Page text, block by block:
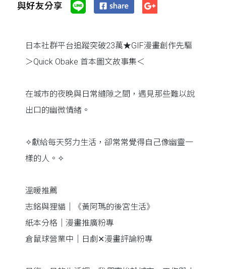
與好友分享
日本社群平台追蹤突破23萬★GIF漫畫創作先驅
＞Quick Obake 首本圖文故事集＜
在城市的夜晚與日常縫隙之間，遇見那些難以說
出口的幽微情緒。
✧獻給每天努力生活，卻常常覺得自己像幽靈一
樣的人。✧
溫暖推薦
志銘與狸貓｜《黃阿瑪的後宮生活》
紙本分格｜漫畫推廣粉專
倉鼠球營業中｜日劇✕漫畫評論粉專